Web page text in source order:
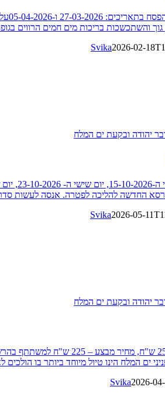
והשתכשכות בריכות מים חמים הרווים
Svika2026-02-
יהודה ובקעת ים המלח
החדשה להליכה לפטרה. אנסה לעשות
Svika2026-05-
יהודה ובקעת ים המלח
ים המלח הינו טיול מיוחד ביותר בו
Svika2026-